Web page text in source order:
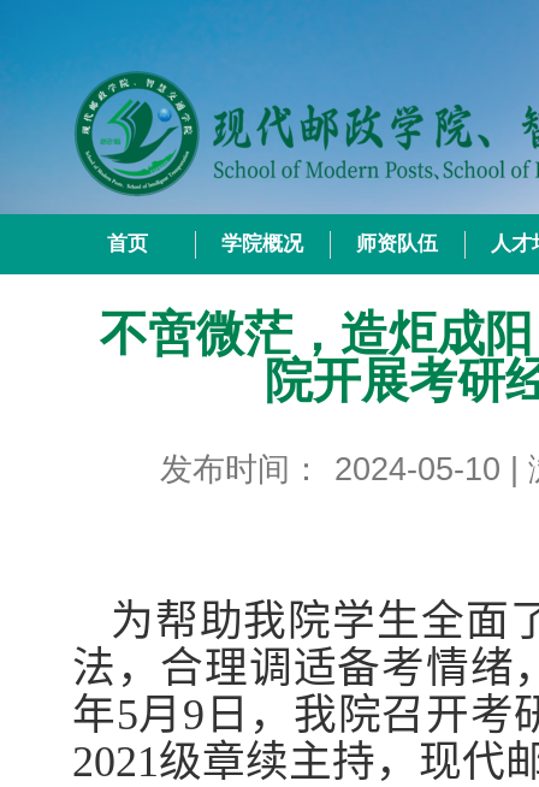
首页 学院概况 师资队伍 人才
不啻微茫，造炬成
院开展考研
发布时间： 2024-05-10
为帮助我院学生全面
法，合理调适备考情绪
年5月 9 日，我院召开考
2021级章续主持，现代